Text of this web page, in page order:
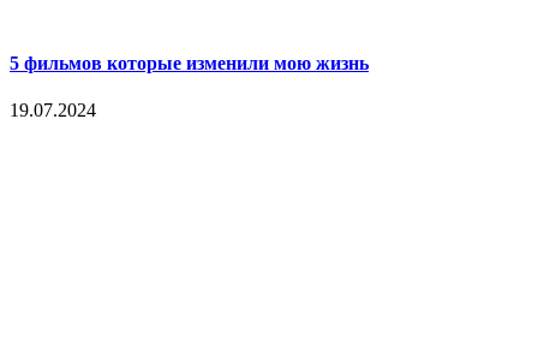
5 фильмов которые изменили мою жизнь
19.07.2024